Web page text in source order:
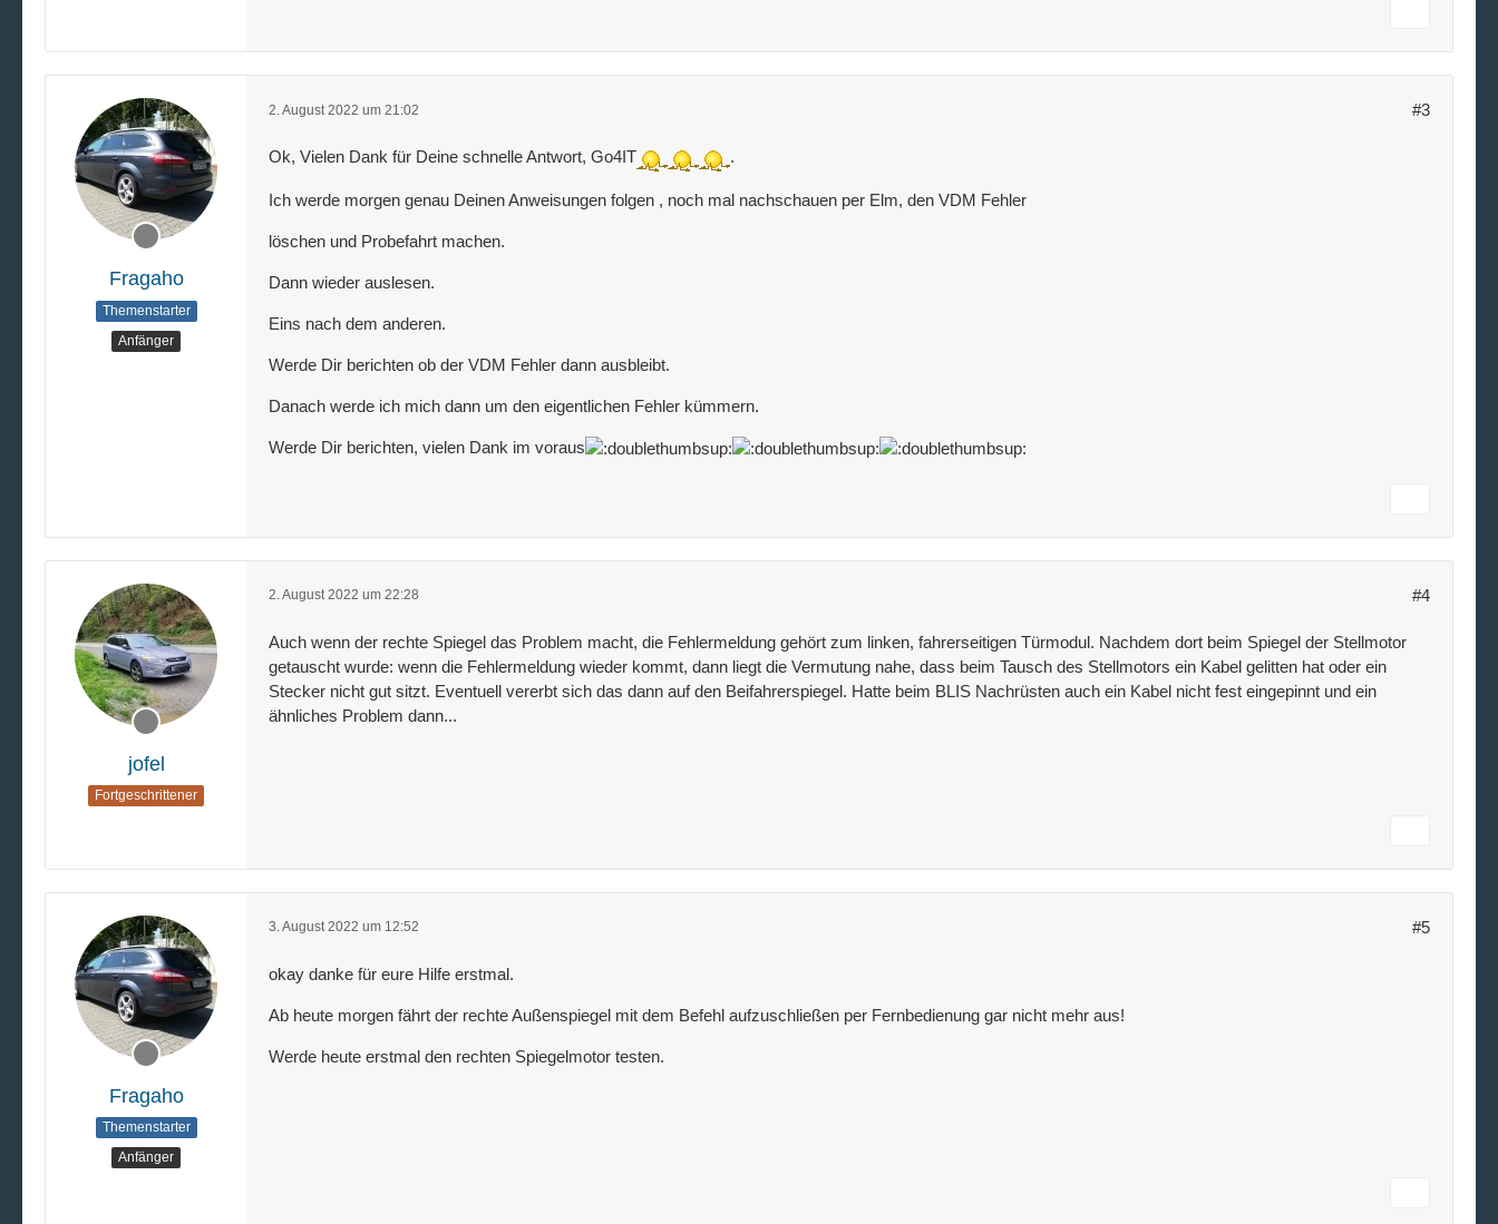
Fragaho
Themenstarter
Anfänger
2. August 2022 um 21:02 #3
Ok, Vielen Dank für Deine schnelle Antwort, Go4IT .
Ich werde morgen genau Deinen Anweisungen folgen , noch mal nachschauen per Elm, den VDM Fehler
löschen und Probefahrt machen.
Dann wieder auslesen.
Eins nach dem anderen.
Werde Dir berichten ob der VDM Fehler dann ausbleibt.
Danach werde ich mich dann um den eigentlichen Fehler kümmern.
Werde Dir berichten, vielen Dank im voraus
jofel
Fortgeschrittener
2. August 2022 um 22:28 #4
Auch wenn der rechte Spiegel das Problem macht, die Fehlermeldung gehört zum linken, fahrerseitigen Türmodul. Nachdem dort beim Spiegel der Stellmotor
getauscht wurde: wenn die Fehlermeldung wieder kommt, dann liegt die Vermutung nahe, dass beim Tausch des Stellmotors ein Kabel gelitten hat oder ein
Stecker nicht gut sitzt. Eventuell vererbt sich das dann auf den Beifahrerspiegel. Hatte beim BLIS Nachrüsten auch ein Kabel nicht fest eingepinnt und ein
ähnliches Problem dann...
Fragaho
Themenstarter
Anfänger
3. August 2022 um 12:52 #5
okay danke für eure Hilfe erstmal.
Ab heute morgen fährt der rechte Außenspiegel mit dem Befehl aufzuschließen per Fernbedienung gar nicht mehr aus!
Werde heute erstmal den rechten Spiegelmotor testen.